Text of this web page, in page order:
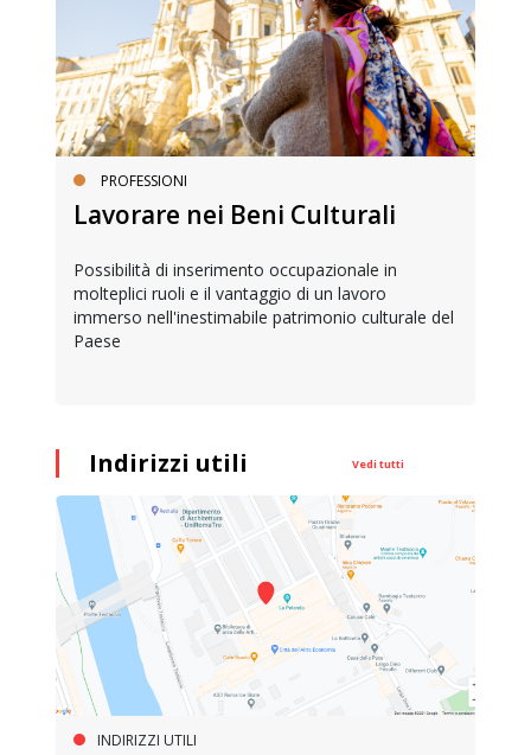
PROFESSIONI
Lavorare nei Beni Culturali
Possibilità di inserimento occupazionale in
molteplici ruoli e il vantaggio di un lavoro
immerso nell'inestimabile patrimonio culturale del
Paese
Indirizzi utili Vedi tutti
INDIRIZZI UTILI